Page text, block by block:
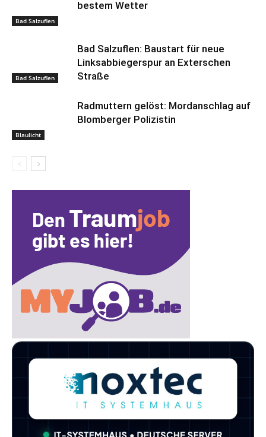
Bad Salzuflen
bestem Wetter
Bad Salzuflen
Bad Salzuflen: Baustart für neue
Linksabbiegerspur an Exterschen
Straße
Blaulicht
Radmuttern gelöst: Mordanschlag auf
Blomberger Polizistin